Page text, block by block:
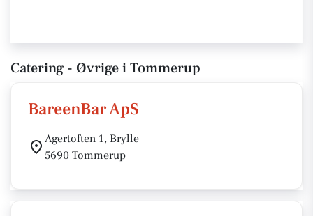
Catering - Øvrige i Tommerup
BareenBar ApS
Agertoften 1, Brylle
5690 Tommerup